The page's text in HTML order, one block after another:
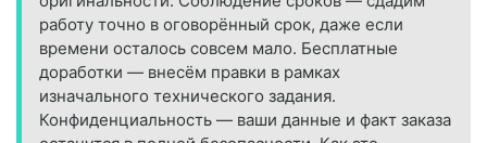
работу точно в оговорённый срок, даже если
времени осталось совсем мало. Бесплатные
доработки — внесём правки в рамках
изначального технического задания.
Конфиденциальность — ваши данные и факт заказа